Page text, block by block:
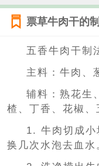
票草牛肉干的
五香牛肉干制
主料：牛肉、
辅料：熟花生
楂、丁香、花椒
1. 牛肉切成小
换几次水泡去血水